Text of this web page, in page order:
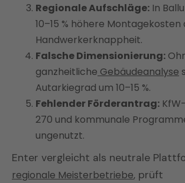
Regionale Aufschläge: In
10–15 % höhere Montagekosten
Handwerkerknappheit.
Falsche Dimensionierung:
ganzheitliche Gebäudeanalyse
Autarkiegrad um 10–15 %.
Fehlender Förderantrag:
270 und kommunale
ungenutzt.
Enter vergleicht als neutrale
regionale Meisterbetriebe, prüft